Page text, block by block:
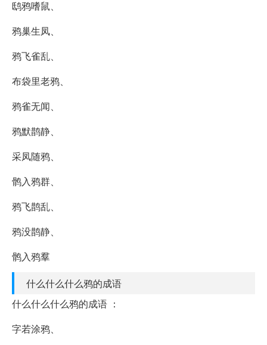
鸱鸦嗜鼠、
鸦巢生凤、
鸦飞雀乱、
布袋里老鸦、
鸦雀无闻、
鸦默鹊静、
采凤随鸦、
鹘入鸦群、
鸦飞鹊乱、
鸦没鹊静、
鹘入鸦羣
什么什么什么鸦的成语
什么什么什么鸦的成语 ：
字若涂鸦、